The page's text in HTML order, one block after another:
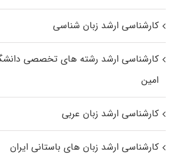
کارشناسی ارشد زبان شناسی
کارشناسی ارشد رﺷﺘﻪ ﻫﺎی تخصصی
اﻣﻴﻦ
کارشناسی ارشد زبان عربی
کارشناسی ارشد زبان‌ های باستانی ایران